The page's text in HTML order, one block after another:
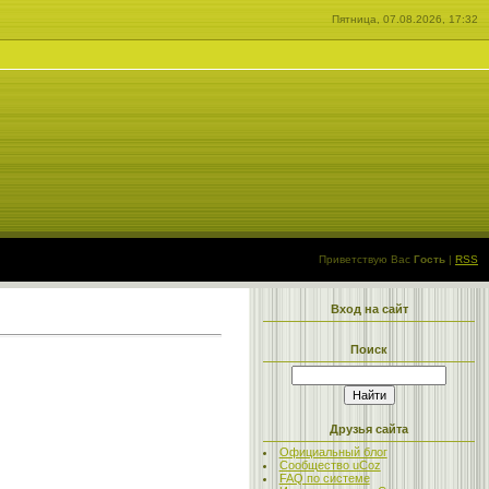
Пятница, 07.08.2026, 17:32
Приветствую Вас Гость | RSS
Вход на сайт
Поиск
Друзья сайта
Официальный блог
Сообщество uCoz
FAQ по системе